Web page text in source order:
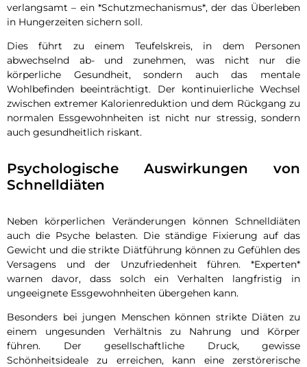
verlangsamt – ein *Schutzmechanismus*, der das Überleben
in Hungerzeiten sichern soll.
Dies führt zu einem Teufelskreis, in dem Personen
abwechselnd ab- und zunehmen, was nicht nur die
körperliche Gesundheit, sondern auch das mentale
Wohlbefinden beeinträchtigt. Der kontinuierliche Wechsel
zwischen extremer Kalorienreduktion und dem Rückgang zu
normalen Essgewohnheiten ist nicht nur stressig, sondern
auch gesundheitlich riskant.
Psychologische Auswirkungen von
Schnelldiäten
Neben körperlichen Veränderungen können Schnelldiäten
auch die Psyche belasten. Die ständige Fixierung auf das
Gewicht und die strikte Diätführung können zu Gefühlen des
Versagens und der Unzufriedenheit führen. *Experten*
warnen davor, dass solch ein Verhalten langfristig in
ungeeignete Essgewohnheiten übergehen kann.
Besonders bei jungen Menschen können strikte Diäten zu
einem ungesunden Verhältnis zu Nahrung und Körper
führen. Der gesellschaftliche Druck, gewisse
Schönheitsideale zu erreichen, kann eine zerstörerische